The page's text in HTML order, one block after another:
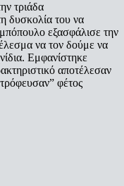
τριάδα
δυσκολία του να
εξασφάλισε την
να τον δούμε να
Εμφανίστηκε
αποτέλεσαν
φέτος